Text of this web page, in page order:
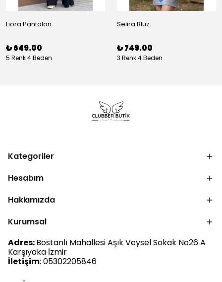
Liora Pantolon
₺ 649.00
5 Renk 4 Beden
Selira Bluz
₺ 749.00
3 Renk 4 Beden
Kategoriler
Hesabım
Hakkımızda
Kurumsal
Adres:Bostanlı Mahallesi Aşık Veysel Sokak No26 A
Karşıyaka İzmir
İletişim: 05302205846